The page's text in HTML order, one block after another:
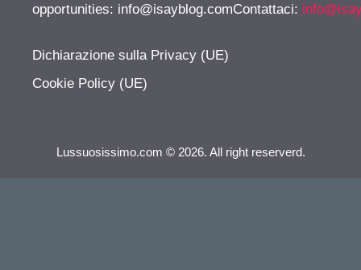
opportunities: info@isayblog.comContattaci:
Dichiarazione sulla Privacy (UE)
Cookie Policy (UE)
Lussuosissimo.com © 2026. All right reserverd.